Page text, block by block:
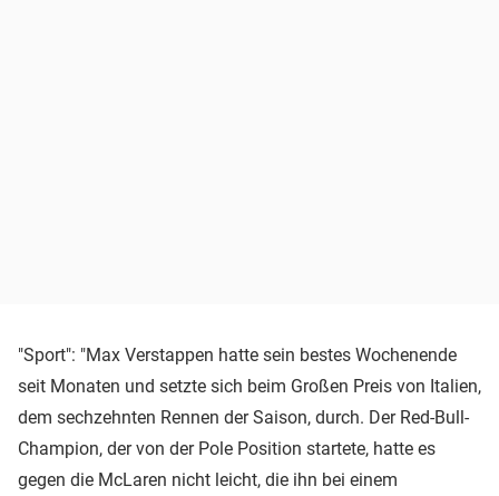
"Sport": "Max Verstappen hatte sein bestes Wochenende
seit Monaten und setzte sich beim Großen Preis von Italien,
dem sechzehnten Rennen der Saison, durch. Der Red-Bull-
Champion, der von der Pole Position startete, hatte es
gegen die McLaren nicht leicht, die ihn bei einem